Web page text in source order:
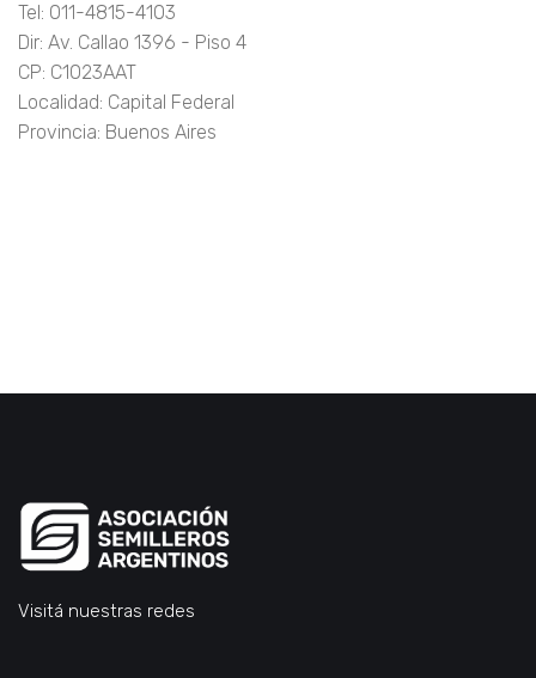
Tel: 011-4815-4103
Dir: Av. Callao 1396 - Piso 4
CP: C1023AAT
Localidad: Capital Federal
Provincia: Buenos Aires
Visitá nuestras redes